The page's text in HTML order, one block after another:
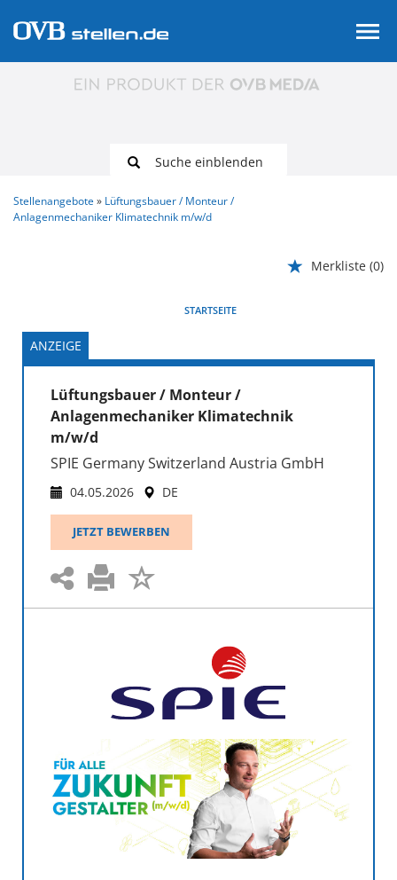
Suche einblenden
Stellenangebote
Lüftungsbauer / Monteur /
Anlagenmechaniker Klimatechnik m/w/d
Merkliste (0)
STARTSEITE
ANZEIGE
Lüftungsbauer / Monteur /
Anlagenmechaniker Klimatechnik
m/w/d
SPIE Germany Switzerland Austria GmbH
04.05.2026 DE
JETZT BEWERBEN